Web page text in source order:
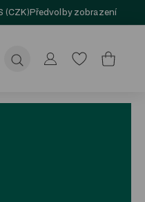
(CZK)Předvolby zobrazení
Odeslat